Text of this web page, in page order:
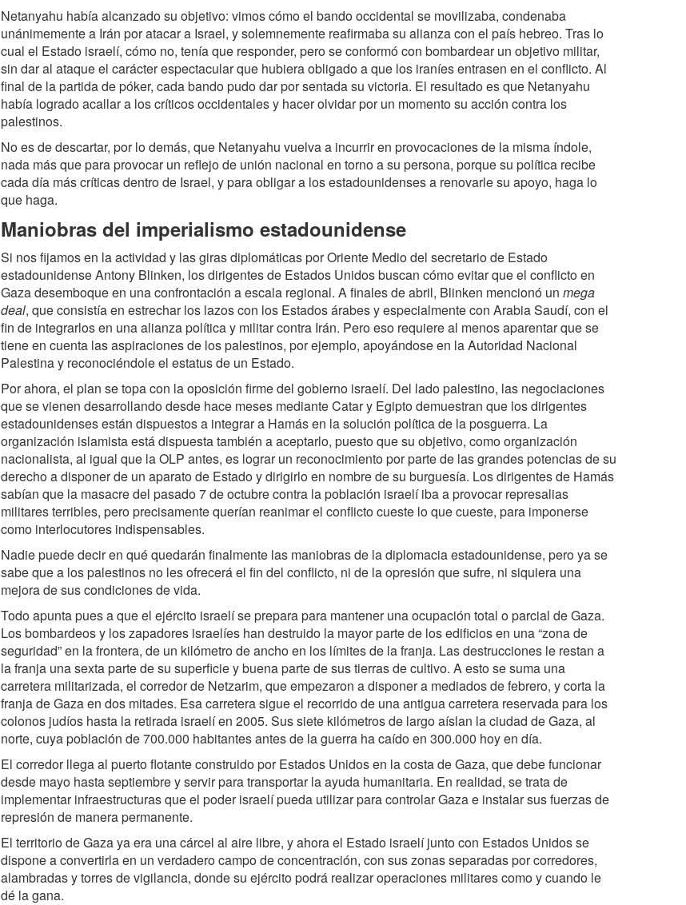
Netanyahu había alcanzado su objetivo: vimos cómo el bando occidental se movilizaba, condenaba
unánimemente a Irán por atacar a Israel, y solemnemente reafirmaba su alianza con el país hebreo. Tras lo
cual el Estado israelí, cómo no, tenía que responder, pero se conformó con bombardear un objetivo militar,
sin dar al ataque el carácter espectacular que hubiera obligado a que los iraníes entrasen en el conflicto. Al
final de la partida de póker, cada bando pudo dar por sentada su victoria. El resultado es que Netanyahu
había logrado acallar a los críticos occidentales y hacer olvidar por un momento su acción contra los
palestinos.
No es de descartar, por lo demás, que Netanyahu vuelva a incurrir en provocaciones de la misma índole,
nada más que para provocar un reflejo de unión nacional en torno a su persona, porque su política recibe
cada día más críticas dentro de Israel, y para obligar a los estadounidenses a renovarle su apoyo, haga lo
que haga.
Maniobras del imperialismo estadounidense
Si nos fijamos en la actividad y las giras diplomáticas por Oriente Medio del secretario de Estado
estadounidense Antony Blinken, los dirigentes de Estados Unidos buscan cómo evitar que el conflicto en
Gaza desemboque en una confrontación a escala regional. A finales de abril, Blinken mencionó un mega
deal, que consistía en estrechar los lazos con los Estados árabes y especialmente con Arabia Saudí, con el
fin de integrarlos en una alianza política y militar contra Irán. Pero eso requiere al menos aparentar que se
tiene en cuenta las aspiraciones de los palestinos, por ejemplo, apoyándose en la Autoridad Nacional
Palestina y reconociéndole el estatus de un Estado.
Por ahora, el plan se topa con la oposición firme del gobierno israelí. Del lado palestino, las negociaciones
que se vienen desarrollando desde hace meses mediante Catar y Egipto demuestran que los dirigentes
estadounidenses están dispuestos a integrar a Hamás en la solución política de la posguerra. La
organización islamista está dispuesta también a aceptarlo, puesto que su objetivo, como organización
nacionalista, al igual que la OLP antes, es lograr un reconocimiento por parte de las grandes potencias de su
derecho a disponer de un aparato de Estado y dirigirlo en nombre de su burguesía. Los dirigentes de Hamás
sabían que la masacre del pasado 7 de octubre contra la población israelí iba a provocar represalias
militares terribles, pero precisamente querían reanimar el conflicto cueste lo que cueste, para imponerse
como interlocutores indispensables.
Nadie puede decir en qué quedarán finalmente las maniobras de la diplomacia estadounidense, pero ya se
sabe que a los palestinos no les ofrecerá el fin del conflicto, ni de la opresión que sufre, ni siquiera una
mejora de sus condiciones de vida.
Todo apunta pues a que el ejército israelí se prepara para mantener una ocupación total o parcial de Gaza.
Los bombardeos y los zapadores israelíes han destruido la mayor parte de los edificios en una “zona de
seguridad” en la frontera, de un kilómetro de ancho en los límites de la franja. Las destrucciones le restan a
la franja una sexta parte de su superficie y buena parte de sus tierras de cultivo. A esto se suma una
carretera militarizada, el corredor de Netzarim, que empezaron a disponer a mediados de febrero, y corta la
franja de Gaza en dos mitades. Esa carretera sigue el recorrido de una antigua carretera reservada para los
colonos judíos hasta la retirada israelí en 2005. Sus siete kilómetros de largo aíslan la ciudad de Gaza, al
norte, cuya población de 700.000 habitantes antes de la guerra ha caído en 300.000 hoy en día.
El corredor llega al puerto flotante construido por Estados Unidos en la costa de Gaza, que debe funcionar
desde mayo hasta septiembre y servir para transportar la ayuda humanitaria. En realidad, se trata de
implementar infraestructuras que el poder israelí pueda utilizar para controlar Gaza e instalar sus fuerzas de
represión de manera permanente.
El territorio de Gaza ya era una cárcel al aire libre, y ahora el Estado israelí junto con Estados Unidos se
dispone a convertirla en un verdadero campo de concentración, con sus zonas separadas por corredores,
alambradas y torres de vigilancia, donde su ejército podrá realizar operaciones militares como y cuando le
dé la gana.